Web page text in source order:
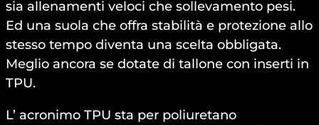
sia allenamenti veloci che sollevamento pesi.
Ed una suola che offra stabilità e protezione allo
stesso tempo diventa una scelta obbligata.
Meglio ancora se dotate di tallone con inserti in
TPU.
L’ acronimo TPU sta per poliuretano